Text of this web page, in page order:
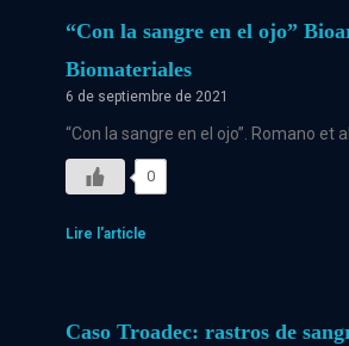
“Con la sangre en el ojo”
Biomateriales
6 de septiembre de 2021
“Con la sangre en el ojo”. Romano et
0
Lire l'article
Caso Troadec: rastros de